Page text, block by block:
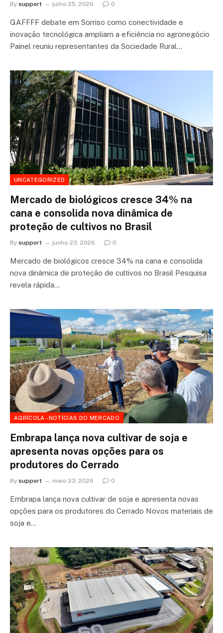
By support julho 25, 2026 0
GAFFFF debate em Sorriso como conectividade e
inovação tecnológica ampliam a eficiência no agronegócio
Painel reuniu representantes da Sociedade Rural…
UNCATEGORIZED
Mercado de biológicos cresce 34% na
cana e consolida nova dinâmica de
proteção de cultivos no Brasil
By support junho 23, 2026 0
Mercado de biológicos cresce 34% na cana e consolida
nova dinâmica de proteção de cultivos no Brasil Pesquisa
revela rápida…
AGRÍCOLA - NOTÍCIAS DO MERCADO
Embrapa lança nova cultivar de soja e
apresenta novas opções para os
produtores do Cerrado
By support maio 23, 2026 0
Embrapa lança nova cultivar de soja e apresenta novas
opções para os produtores do Cerrado Novos materiais de
soja e…